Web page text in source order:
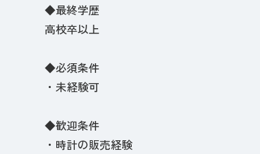
◆最終学歴
高校卒以上
◆必須条件
・未経験可
◆歓迎条件
・時計の販売経験